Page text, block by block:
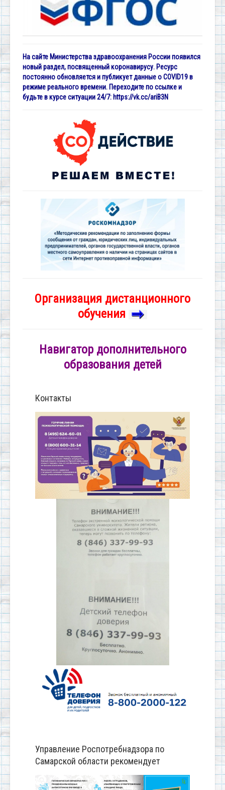
На сайте Министерства здравоохранения России появился
новый раздел, посвященный коронавирусу. Ресурс
постоянно обновляется и публикует данные о COVID19 в
режиме реального времени. Переходите по ссылке и
будьте в курсе ситуации 24/7: https://vk.cc/ariB3N
Организация дистанционного
обучения
Навигатор дополнительного
образования детей
Контакты
Управление Роспотребнадзора по
Самарской области рекомендует